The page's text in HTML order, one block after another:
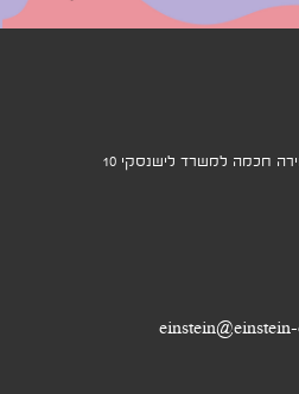
איינשטיין בחירה חכמה למשרד לישנסקי 10